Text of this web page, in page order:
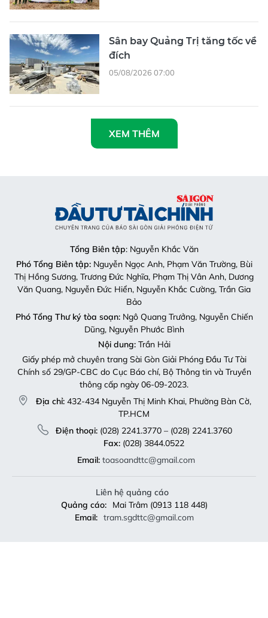
Sân bay Quảng Trị tăng tốc về
đích
05/08/2026 07:00
XEM THÊM
Tổng Biên tập: Nguyễn Khắc Văn
Phó Tổng Biên tập:Nguyễn Ngọc Anh, Phạm Văn Trường, Bùi
Thị Hồng Sương, Trương Đức Nghĩa, Phạm Thị Vân Anh, Dương
Văn Quang, Nguyễn Đức Hiển, Nguyễn Khắc Cường, Trần Gia
Bảo
Phó Tổng Thư ký tòa soạn:Ngô Quang Trưởng, Nguyễn Chiến
Dũng, Nguyễn Phước Bình
Nội dung:Trần Hải
Giấy phép mở chuyên trang Sài Gòn Giải Phóng Đầu Tư Tài
Chính số 29/GP-CBC do Cục Báo chí, Bộ Thông tin và Truyền
thông cấp ngày 06-09-2023.
Địa chỉ: 432-434 Nguyễn Thị Minh Khai, Phường Bàn Cờ,
TP.HCM
Điện thoại:(028) 2241.3770 – (028) 2241.3760
Fax:(028) 3844.0522
Email: toasoandttc@gmail.com
Liên hệ quảng cáo
Quảng cáo:
Mai Trâm (0913 118 448)
Email: tram.sgdttc@gmail.com